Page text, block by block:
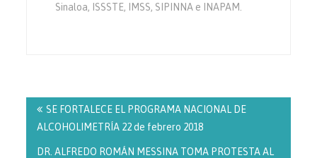
Sinaloa, ISSSTE, IMSS, SIPINNA e INAPAM.
de
entradas
SE FORTALECE EL PROGRAMA NACIONAL DE
ALCOHOLIMETRÍA 22 de febrero 2018
DR. ALFREDO ROMÁN MESSINA TOMA PROTESTA AL